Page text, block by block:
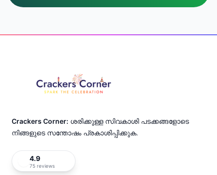
Crackers Corner: ശരിക്കുള്ള സിവകാശി പടക്കങ്ങളോടെ
നിങ്ങളുടെ സന്തോഷം പ്രകാശിപ്പിക്കുക.
4.9
75 reviews